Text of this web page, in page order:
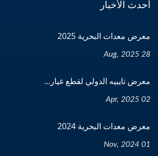
أحدث الأخبار
معرض معدات البحرية 2025
28 Aug, 2025
معرض تايبيه الدولي لقطع غيار...
02 Apr, 2025
معرض معدات البحرية 2024
01 Nov, 2024